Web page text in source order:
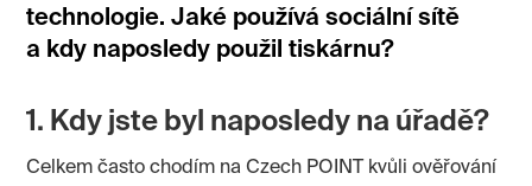
technologie. Jaké používá sociální sítě
a kdy naposledy použil tiskárnu?
1. Kdy jste byl naposledy na úřadě?
Celkem často chodím na Czech POINT kvůli ověřování